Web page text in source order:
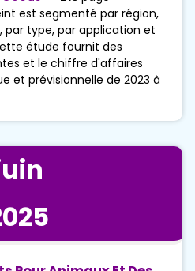
est segmenté par région,
par type, par application et
étude fournit des
et le chiffre d'affaires
et prévisionnelle de 2023 à